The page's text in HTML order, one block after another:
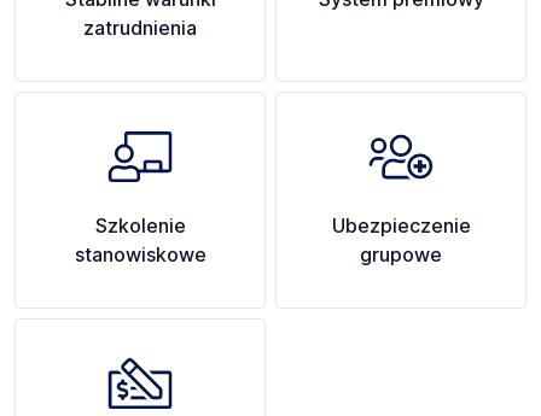
zatrudnienia
Szkolenie
stanowiskowe
Ubezpieczenie
grupowe